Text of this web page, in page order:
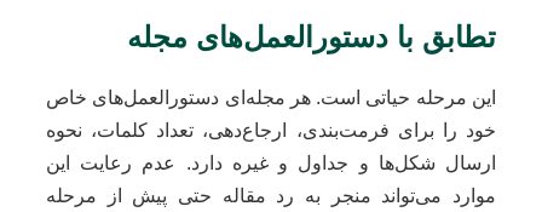
تطابق با دستورالعمل‌های مجله
این مرحله حیاتی است. هر مجله‌ای دستورالعمل‌های خاص
خود را برای فرمت‌بندی، ارجاع‌دهی، تعداد کلمات، نحوه
ارسال شکل‌ها و جداول و غیره دارد. عدم رعایت این
موارد می‌تواند منجر به رد مقاله حتی پیش از مرحله